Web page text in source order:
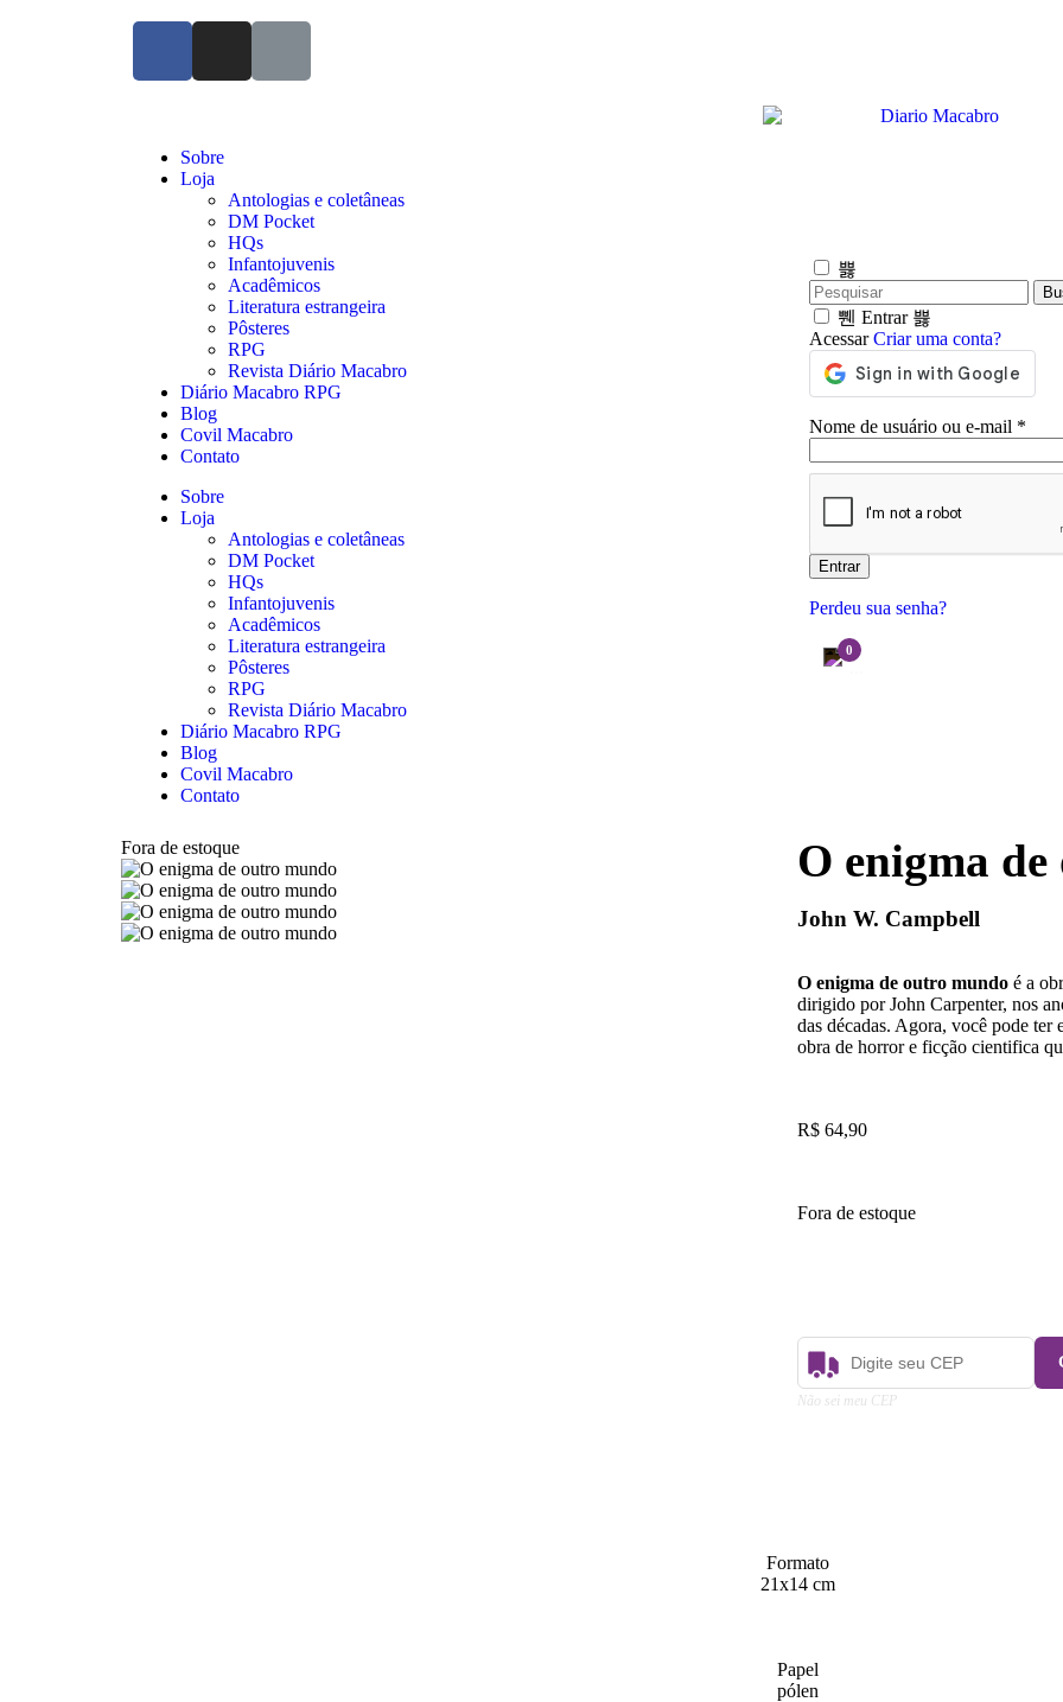
Sobre
Loja
Antologias e coletâneas
DM Pocket
HQs
Infantojuvenis
Acadêmicos
Literatura estrangeira
Pôsteres
RPG
Revista Diário Macabro
Diário Macabro RPG
Blog
Covil Macabro
Contato
Sobre
Loja
Antologias e coletâneas
DM Pocket
HQs
Infantojuvenis
Acadêmicos
Literatura estrangeira
Pôsteres
RPG
Revista Diário Macabro
Diário Macabro RPG
Blog
Covil Macabro
Contato
Entrar
Acessar Criar uma conta?
Nome de usuário ou e-mail *
Entrar
Perdeu sua senha?
0
...
Fora de estoque O enigma
John W. Campbell
O enigma de outro mundo é a
dirigido por John Carpenter, nos
das décadas. Agora, você pode ter
obra de horror e ficção cientifica
R$ 64,90
Fora de estoque
Não sei meu CEP
Formato
21x14 cm
Papel
pólen